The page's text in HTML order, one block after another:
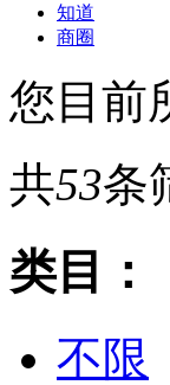
知道
商圈
您目前
共53条
类目：
不限